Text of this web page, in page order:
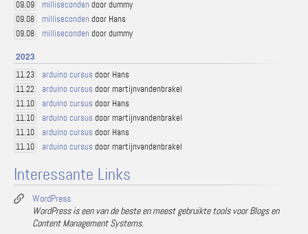
09.09 milliseconden door dummy
09.08 milliseconden door Hans
09.08 milliseconden door dummy
2023
11.23 arduino cursus door Hans
11.22 arduino cursus door martijnvandenbrakel
11.10 arduino cursus door Hans
11.10 arduino cursus door martijnvandenbrakel
11.10 arduino cursus door Hans
11.10 arduino cursus door martijnvandenbrakel
Interessante Links
WordPress
WordPress is een van de beste en meest gebruikte tools voor Blogs en
Content Management Systems.